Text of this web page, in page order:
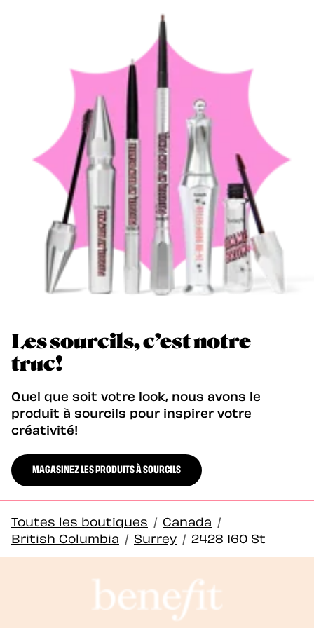
Les sourcils, c’est notre
truc!
Quel que soit votre look, nous avons le
produit à sourcils pour inspirer votre
créativité!
MAGASINEZ LES PRODUITS À SOURCILS
Toutes les boutiques / Canada /
British Columbia / Surrey / 2428 160 St